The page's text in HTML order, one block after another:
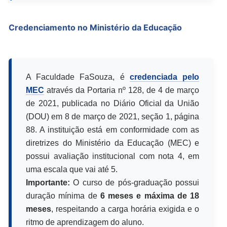
Credenciamento no Ministério da Educação
A Faculdade FaSouza, é credenciada pelo
MEC através da Portaria nº 128, de 4 de março
de 2021, publicada no Diário Oficial da União
(DOU) em 8 de março de 2021, seção 1, página
88. A instituição está em conformidade com as
diretrizes do Ministério da Educação (MEC) e
possui avaliação institucional com nota 4, em
uma escala que vai até 5.
Importante: O curso de pós-graduação possui
duração mínima de 6 meses e máxima de 18
meses, respeitando a carga horária exigida e o
ritmo de aprendizagem do aluno.